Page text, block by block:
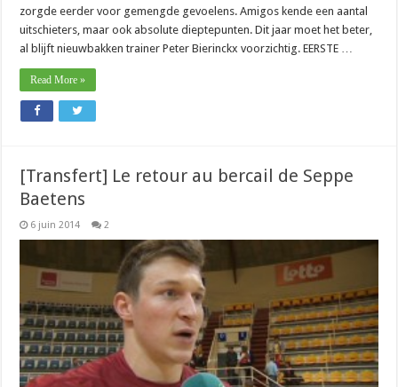
zorgde eerder voor gemengde gevoelens. Amigos kende een aantal
uitschieters, maar ook absolute dieptepunten. Dit jaar moet het beter,
al blijft nieuwbakken trainer Peter Bierinckx voorzichtig. EERSTE …
Read More »
[Transfert] Le retour au bercail de Seppe
Baetens
6 juin 2014 2